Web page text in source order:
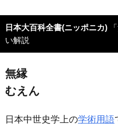
日本大百科全書(ニッポニカ)
い解説
無縁
むえん
日本中世史学上の学術用語